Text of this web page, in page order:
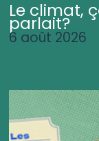
Le climat,
parlait?
6 août 2026